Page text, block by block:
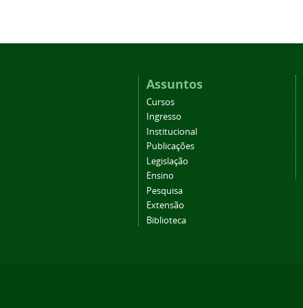
Assuntos
Cursos
Ingresso
Institucional
Publicações
Legislação
Ensino
Pesquisa
Extensão
Biblioteca